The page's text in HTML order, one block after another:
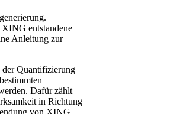
entstandene
Anleitung zur
der Quantifizierung
Dafür zählt
in Richtung
von XING